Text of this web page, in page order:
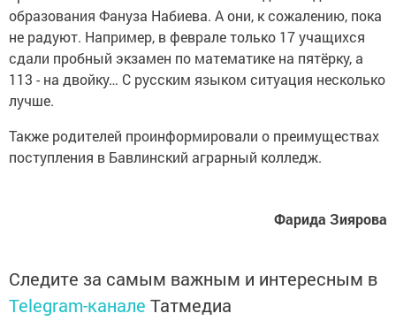
образования Фануза Набиева. А они, к сожалению, пока
не радуют. Например, в феврале только 17 учащихся
сдали пробный экзамен по математике на пятёрку, а
113 - на двойку… С русским языком ситуация несколько
лучше.
Также родителей проинформировали о преимуществах
поступления в Бавлинский аграрный колледж.
Фарида Зиярова
Следите за самым важным и интересным в
Telegram-канале Татмедиа